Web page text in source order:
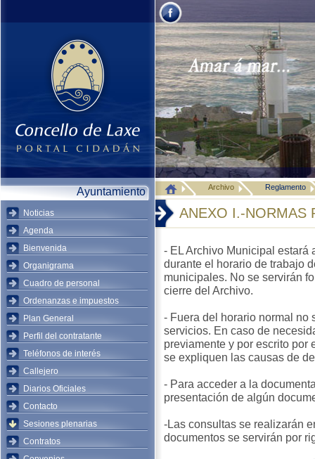
Ayuntamiento
Noticias
Agenda
Bienvenida
Organigrama
Cuadro de personal
Ordenanzas e impuestos
Plan General
Perfil del contratante
Teléfonos de interés
Callejero
Diarios Oficiales
Contacto
Sesiones plenarias
Contratos
Archivo Reglamento
ANEXO I.-NORMAS
- EL Archivo Municipal estará
durante el horario de trabajo
municipales. No se servirán
cierre del Archivo.
- Fuera del horario normal no
servicios. En caso de
previamente y por escrito por
se expliquen las causas de
- Para acceder a la
presentación de algún
-Las consultas se realizarán
documentos se servirán por